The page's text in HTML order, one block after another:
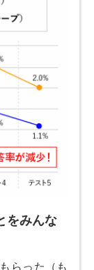
をみんな
らった（も